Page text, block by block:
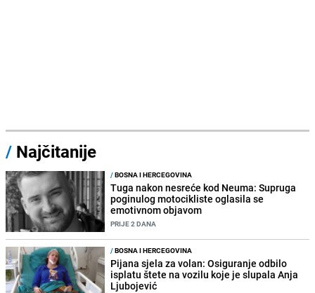
/ Najčitanije
/BOSNA I HERCEGOVINA
Tuga nakon nesreće kod Neuma: Supruga
poginulog motocikliste oglasila se
emotivnom objavom
PRIJE 2 DANA
/BOSNA I HERCEGOVINA
Pijana sjela za volan: Osiguranje odbilo
isplatu štete na vozilu koje je slupala Anja
Ljubojević